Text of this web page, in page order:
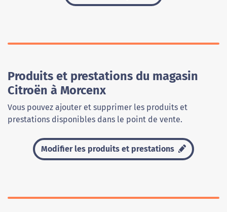
Produits et prestations du magasin
Citroën à Morcenx
Vous pouvez ajouter et supprimer les produits et
prestations disponibles dans le point de vente.
Modifier les produits et prestations